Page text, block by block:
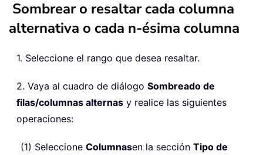
Sombrear o resaltar cada columna
alternativa o cada n-ésima columna
1. Seleccione el rango que desea resaltar.
2. Vaya al cuadro de diálogo Sombreado de
filas/columnas alternas y realice las siguientes
operaciones:
(1) Seleccione Columnasen la sección Tipo de